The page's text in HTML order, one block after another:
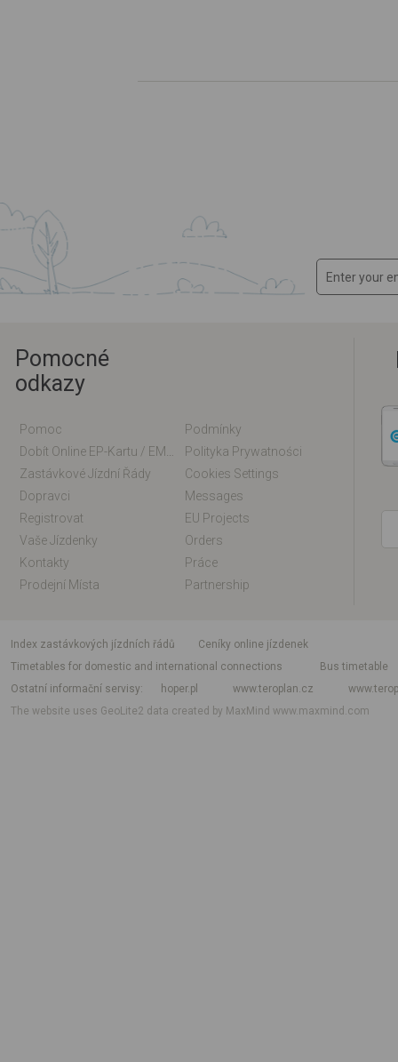
Pomocné
odkazy
Pomoc
Podmínky
Polityka Prywatności
Zastávkové Jízdní Řády
Cookies Settings
Dopravci
Messages
Registrovat
EU Projects
Vaše Jízdenky
Orders
Kontakty
Práce
Prodejní Místa
Partnership
index zastávkových jízdních řádů
Ceníky online jízdenek
Timetables for domestic and international connections
Bus timetable
Ostatní informační servisy
hoper.pl www.teroplan.cz
The website uses GeoLite2 data created by MaxMindwww.maxmind.com